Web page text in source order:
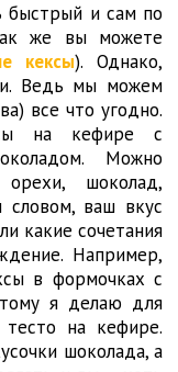
быстрый и сам по
же вы можете
кексы). Однако,
Ведь мы можем
все что угодно.
на кефире с
Можно
шоколад,
словом, ваш вкус
какие сочетания
Например,
в формочках с
я делаю для
на кефире.
шоколада, а